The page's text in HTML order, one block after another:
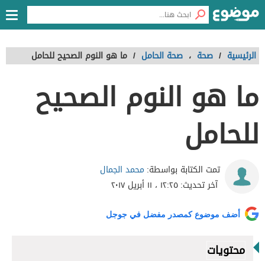
الرئيسية / صحة ، صحة الحامل / ما هو النوم الصحيح للحامل
ما هو النوم الصحيح
للحامل
تمت الكتابة بواسطة: محمد الجمال
آخر تحديث:١٢:٢٥ ، ١١ أبريل ٢٠١٧
أضف موضوع كمصدر مفضل في جوجل
محتويات